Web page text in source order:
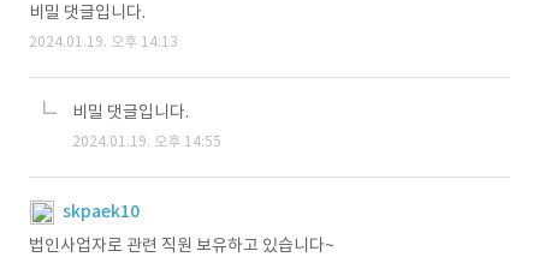
비밀 댓글입니다.
2024.01.19. 오후 14:13
비밀 댓글입니다.
2024.01.19. 오후 14:55
skpaek10
법인사업자로 관련 직원 보유하고 있습니다~